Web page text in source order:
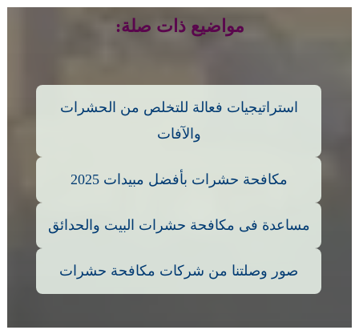
مواضيع ذات صلة:
استراتيجيات فعالة للتخلص من الحشرات
والآفات
مكافحة حشرات بأفضل مبيدات 2025
مساعدة فى مكافحة حشرات البيت والحدائق
صور وصلتنا من شركات مكافحة حشرات